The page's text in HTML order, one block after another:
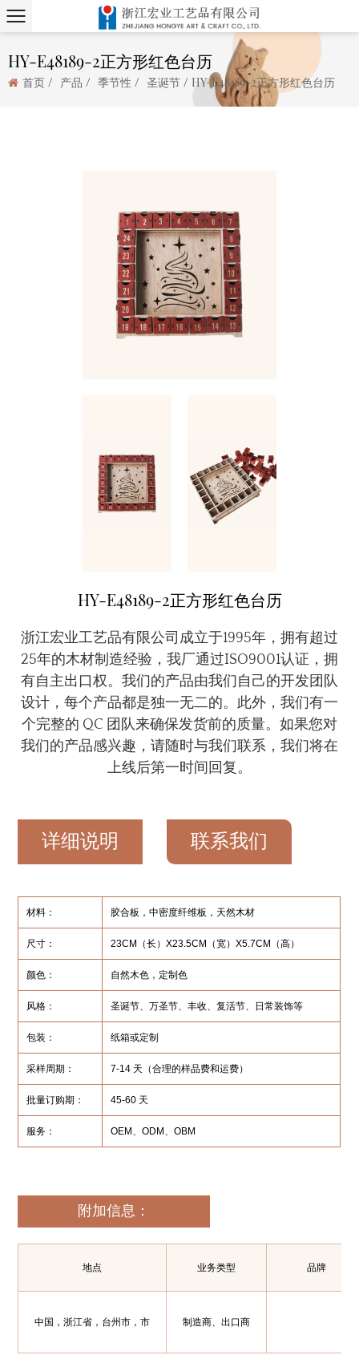
HY-E48189-2正方形红色台历
首页 / 产品 / 季节性 / 圣诞节 / HY-E48189-2正方形红色台历
HY-E48189-2正方形红色台历
浙江宏业工艺品有限公司成立于1995年，拥有超过
25年的木材制造经验，我厂通过ISO9001认证，拥
有自主出口权。我们的产品由我们自己的开发团队
设计，每个产品都是独一无二的。此外，我们有一
个完整的 QC 团队来确保发货前的质量。如果您对
我们的产品感兴趣，请随时与我们联系，我们将在
上线后第一时间回复。
详细说明 联系我们
材料： 胶合板，中密度纤维板，天然木材
尺寸： 23CM（长）X23.5CM（宽）X5.7CM（高）
颜色： 自然木色，定制色
风格： 圣诞节、万圣节、丰收、复活节、日常装饰等
包装： 纸箱或定制
采样周期： 7-14 天（合理的样品费和运费）
批量订购期： 45-60 天
服务： OEM、ODM、OBM
附加信息：
地点 业务类型 品牌
中国，浙江省，台州市，市 制造商、出口商